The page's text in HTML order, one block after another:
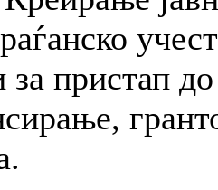
пристап